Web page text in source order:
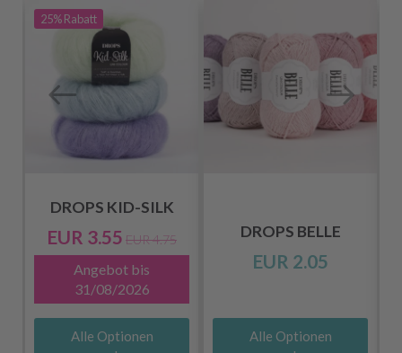
25%Rabatt
DROPS KID-SILK
EUR 3.55 EUR 4.75
Angebot bis
31/08/2026
Alle Optionen
DROPS BELLE
EUR 2.05
Alle Optionen